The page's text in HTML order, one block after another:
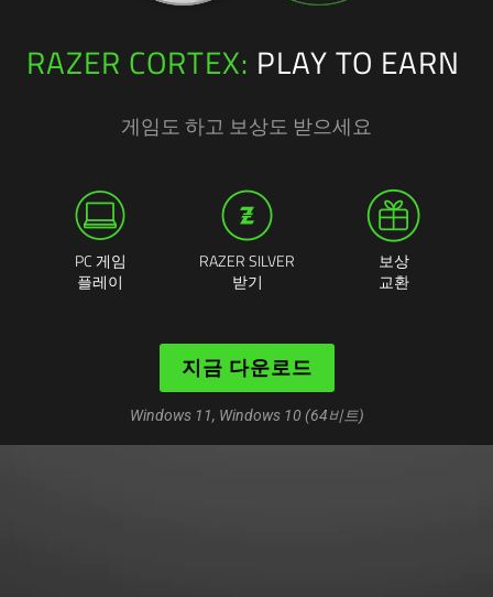
RAZER CORTEX: PLAY TO EARN
게임도 하고 보상도 받으세요
PC 게임
플레이
RAZER SILVER
받기
보상
교환
Windows 11, Windows 10 (64비트)
지금 다운로드